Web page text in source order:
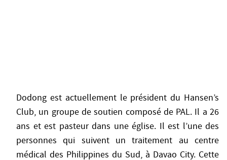
Dodong est actuellement le président du Hansen’s
Club, un groupe de soutien composé de PAL. Il a 26
ans et est pasteur dans une église. Il est l’une des
personnes qui suivent un traitement au centre
médical des Philippines du Sud, à Davao City. Cette